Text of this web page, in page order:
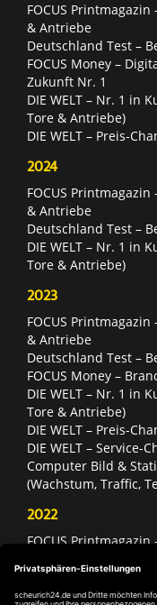
FOCUS
& Antriebe
Deutschland Test –
FOCUS Money –
Zukunft Nr. 1
DIE WELT – Nr. 1 in
Tore & Antriebe)
DIE WELT – Preis-
2024
FOCUS
& Antriebe
Deutschland Test –
DIE WELT – Nr. 1 in
Tore & Antriebe)
2023
FOCUS
& Antriebe
Deutschland Test –
FOCUS Money –
DIE WELT – Nr. 1 in
Tore & Antriebe)
DIE WELT – Preis-
DIE WELT –
Computer Bild &
(Wachstum, Traffic,
2022
FOCUS
Deutschland Test –
FOCUS Money –